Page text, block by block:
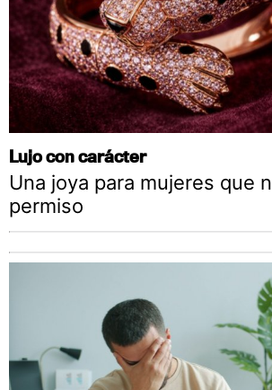
Lujo con carácter
Una joya para mujeres que
permiso